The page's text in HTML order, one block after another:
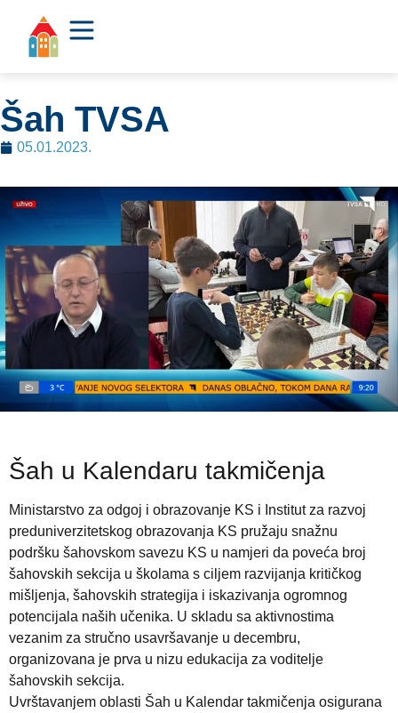
Šah TVSA
05.01.2023.
Šah u Kalendaru takmičenja
Ministarstvo za odgoj i obrazovanje KS i Institut za razvoj
preduniverzitetskog obrazovanja KS pružaju snažnu
podršku šahovskom savezu KS u namjeri da poveća broj
šahovskih sekcija u školama s ciljem razvijanja kritičkog
mišljenja, šahovskih strategija i iskazivanja ogromnog
potencijala naših učenika. U skladu sa aktivnostima
vezanim za stručno usavršavanje u decembru,
organizovana je prva u nizu edukacija za voditelje
šahovskih sekcija.
Uvrštavanjem oblasti Šah u Kalendar takmičenja osigurana